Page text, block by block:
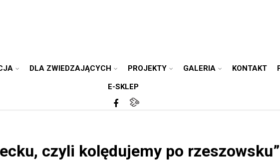
DLA ZWIEDZAJĄCYCH PROJEKTY GALERIA KONTAKT
E-SKLEP
czyli kolędujemy po rzeszowsku”